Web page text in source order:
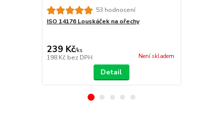
53 hodnocení
ISO 14176 Louskáček na ořechy
239 Kč/ks
198 Kč bez DPH Není skladem
Detail